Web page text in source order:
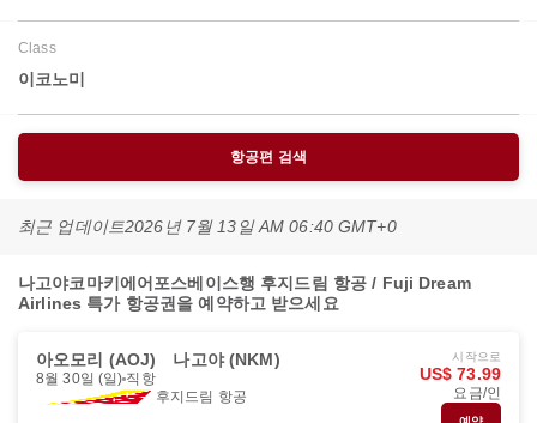
Class
이코노미
항공편 검색
최근 업데이트2026년 7월 13일 AM 06:40 GMT+0
나고야코마키에어포스베이스행 후지드림 항공 / Fuji Dream
Airlines 특가 항공권을 예약하고 받으세요
아오모리 (AOJ) 나고야 (NKM)
8월 30일 (일) 직항
후지드림 항공
시작으로
US$ 73.99
요금/인